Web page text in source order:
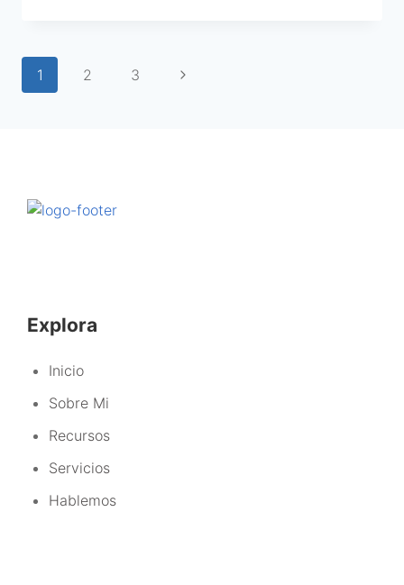
1 2 3
Explora
Inicio
Sobre Mi
Recursos
Servicios
Hablemos